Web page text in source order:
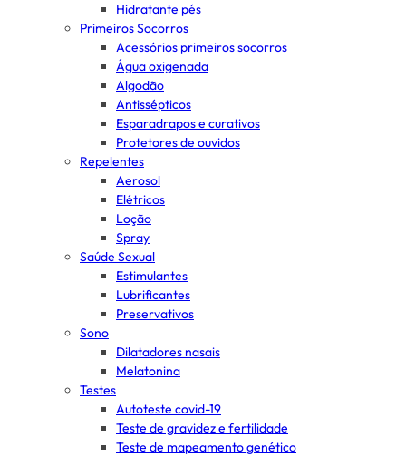
Hidratante pés
Primeiros Socorros
Acessórios primeiros socorros
Água oxigenada
Algodão
Antissépticos
Esparadrapos e curativos
Protetores de ouvidos
Repelentes
Aerosol
Elétricos
Loção
Spray
Saúde Sexual
Estimulantes
Lubrificantes
Preservativos
Sono
Dilatadores nasais
Melatonina
Testes
Autoteste covid-19
Teste de gravidez e fertilidade
Teste de mapeamento genético